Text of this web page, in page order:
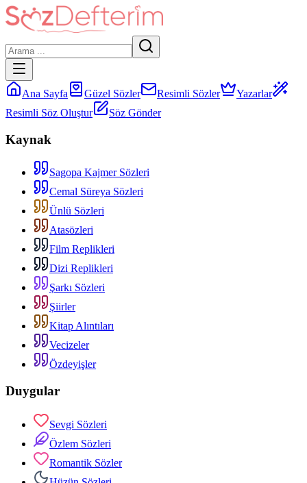
Ana Sayfa Güzel Sözler Resimli Sözler
Yazarlar
Resimli Söz Oluştur
Söz Gönder
Kaynak
Sagopa Kajmer Sözleri
Cemal Süreya Sözleri
Ünlü Sözleri
Atasözleri
Film Replikleri
Dizi Replikleri
Şarkı Sözleri
Şiirler
Kitap Alıntıları
Vecizeler
Özdeyişler
Duygular
Sevgi Sözleri
Özlem Sözleri
Romantik Sözler